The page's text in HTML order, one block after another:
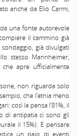
anche da Elio Carmi,
una fonte autorevole
il cammino già
già divulgati
stesso Mannheimer,
che apre ufficialmente
non riguarda solo
che l’etnia meno
così la pensa l’81%, il
di antipatia ci sono gli
il 15%). E pensare
un paio di eventi